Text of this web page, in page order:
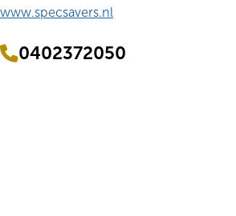
www.specsavers.nl
0402372050